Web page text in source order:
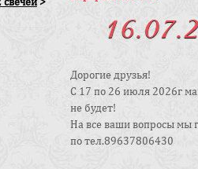
Дорогие друзья!
С 17 по 26 июля 2026г
не будет!
На все ваши вопросы мы
по тел.89637806430